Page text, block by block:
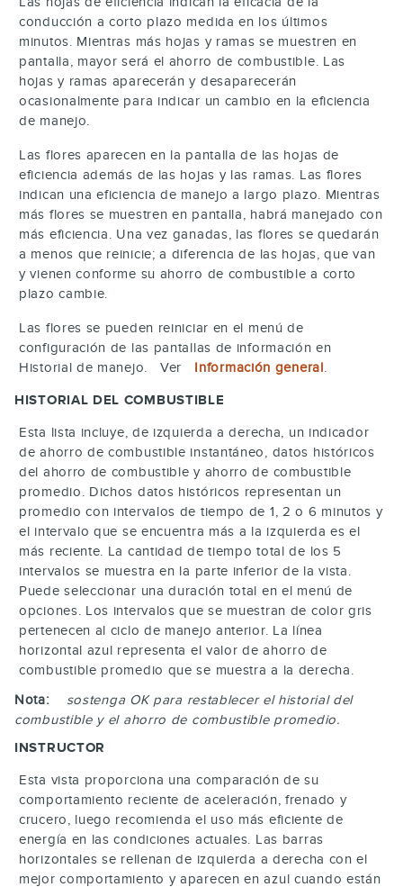
conducción a corto plazo medida en los últimos
minutos. Mientras más hojas y ramas se muestren en
pantalla, mayor será el ahorro de combustible. Las
hojas y ramas aparecerán y desaparecerán
ocasionalmente para indicar un cambio en la eficiencia
de manejo.
Las flores aparecen en la pantalla de las hojas de
eficiencia además de las hojas y las ramas. Las flores
indican una eficiencia de manejo a largo plazo. Mientras
más flores se muestren en pantalla, habrá manejado con
más eficiencia. Una vez ganadas, las flores se quedarán
a menos que reinicie; a diferencia de las hojas, que van
y vienen conforme su ahorro de combustible a corto
plazo cambie.
Las flores se pueden reiniciar en el menú de
configuración de las pantallas de información en
Historial de manejo. Ver Información general.
HISTORIAL DEL COMBUSTIBLE
Esta lista incluye, de izquierda a derecha, un indicador
de ahorro de combustible instantáneo, datos históricos
del ahorro de combustible y ahorro de combustible
promedio. Dichos datos históricos representan un
promedio con intervalos de tiempo de 1, 2 o 6 minutos y
el intervalo que se encuentra más a la izquierda es el
más reciente. La cantidad de tiempo total de los 5
intervalos se muestra en la parte inferior de la vista.
Puede seleccionar una duración total en el menú de
opciones. Los intervalos que se muestran de color gris
pertenecen al ciclo de manejo anterior. La línea
horizontal azul representa el valor de ahorro de
combustible promedio que se muestra a la derecha.
Nota:
sostenga OKpara restablecer el historial del
combustible y el ahorro de combustible promedio.
INSTRUCTOR
Esta vista proporciona una comparación de su
comportamiento reciente de aceleración, frenado y
crucero, luego recomienda el uso más eficiente de
energía en las condiciones actuales. Las barras
horizontales se rellenan de izquierda a derecha con el
mejor comportamiento y aparecen en azul cuando están